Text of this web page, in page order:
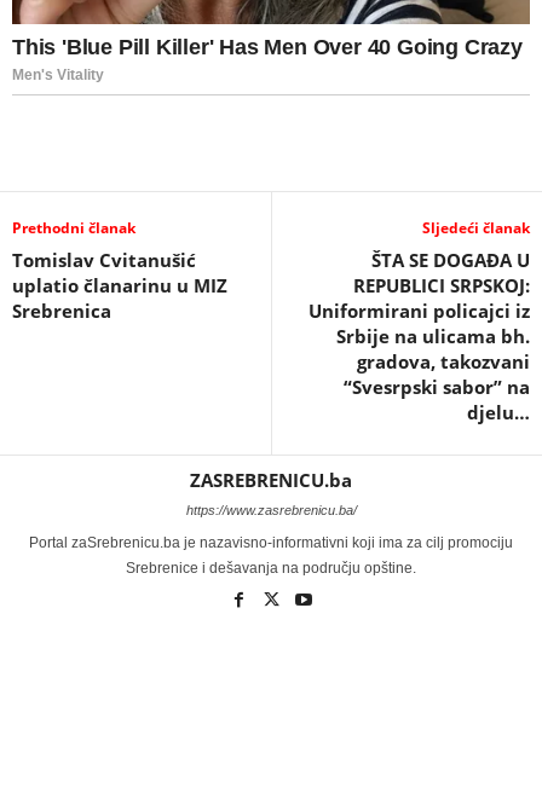
Prethodni članak
Tomislav Cvitanušić
uplatio članarinu u MIZ
Srebrenica
Sljedeći članak
ŠTA SE DOGAĐA U
REPUBLICI SRPSKOJ:
Uniformirani policajci iz
Srbije na ulicama bh.
gradova, takozvani
“Svesrpski sabor” na
djelu…
ZASREBRENICU.ba
https://www.zasrebrenicu.ba/
Portal zaSrebrenicu.ba je nazavisno-informativni koji ima za cilj promociju
Srebrenice i dešavanja na području opštine.